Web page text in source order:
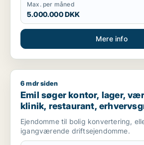
Max. per måned
5.000.000 DKK
Mere info
Emil søger kontor, lager, værksted,
6 mdr siden
Emil søger kontor, lager,
klinik, restaurant,
boligudlejningsejendom,
produktionslokaler eller
Nordsjælland
Ejendomme til bolig konvertering,
igangværende driftsejendomme.